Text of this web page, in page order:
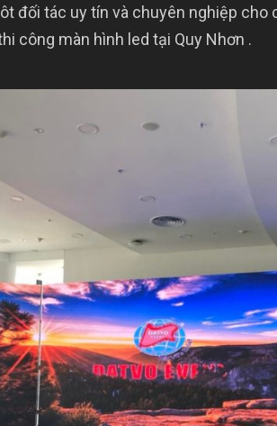
đối tác uy tín và chuyên nghiệp
công màn hình led tại Quy Nhơn .